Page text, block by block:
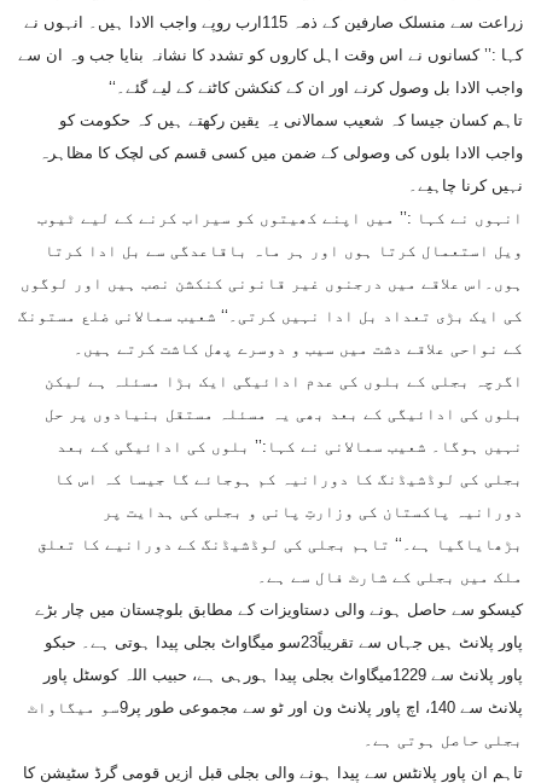
زراعت سے منسلک صارفین کے ذمہ 115ارب روپے واجب الادا ہیں۔ انہوں نے
کہا :’’ کسانوں نے اس وقت اہل کاروں کو تشدد کا نشانہ بنایا جب وہ ان سے
واجب الادا بل وصول کرنے اور ان کے کنکشن کاٹنے کے لیے گئے۔‘‘
تاہم کسان جیسا کہ شعیب سمالانی یہ یقین رکھتے ہیں کہ حکومت کو
واجب الادا بلوں کی وصولی کے ضمن میں کسی قسم کی لچک کا مظاہرہ
نہیں کرنا چاہیے۔
انہوں نے کہا :’’ میں اپنے کھیتوں کو سیراب کرنے کے لیے ٹیوب
ویل استعمال کرتا ہوں اور ہر ماہ باقاعدگی سے بل ادا کرتا
ہوں۔اس علاقے میں درجنوں غیر قانونی کنکشن نصب ہیں اور لوگوں
کی ایک بڑی تعداد بل ادا نہیں کرتی۔‘‘ شعیب سمالانی ضلع مستونگ
کے نواحی علاقے دشت میں سیب و دوسرے پھل کاشت کرتے ہیں۔
اگرچہ بجلی کے بلوں کی عدم ادائیگی ایک بڑا مسئلہ ہے لیکن
بلوں کی ادائیگی کے بعد بھی یہ مسئلہ مستقل بنیادوں پر حل
نہیں ہوگا۔ شعیب سمالانی نے کہا:’’ بلوں کی ادائیگی کے بعد
بجلی کی لوڈشیڈنگ کا دورانیہ کم ہوجائے گا جیسا کہ اس کا
دورانیہ پاکستان کی وزارتِ پانی و بجلی کی ہدایت پر
بڑھایاگیا ہے۔‘‘ تاہم بجلی کی لوڈشیڈنگ کے دورانیے کا تعلق
ملک میں بجلی کے شارٹ فال سے ہے۔
کیسکو سے حاصل ہونے والی دستاویزات کے مطابق بلوچستان میں چار بڑے
پاور پلانٹ ہیں جہاں سے تقریباً23سو میگاواٹ بجلی پیدا ہوتی ہے۔ حبکو
پاور پلانٹ سے 1229میگاواٹ بجلی پیدا ہورہی ہے، حبیب اللہ کوسٹل پاور
پلانٹ سے 140، اچ پاور پلانٹ ون اور ٹو سے مجموعی طور پر9سو میگاواٹ
بجلی حاصل ہوتی ہے۔
تاہم ان پاور پلانٹس سے پیدا ہونے والی بجلی قبل ازیں قومی گرڈ سٹیشن کا